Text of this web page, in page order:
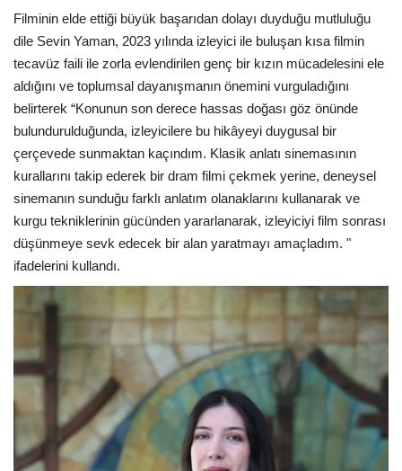
Filminin elde ettiği büyük başarıdan dolayı duyduğu mutluluğu
dile Sevin Yaman, 2023 yılında izleyici ile buluşan kısa filmin
tecavüz faili ile zorla evlendirilen genç bir kızın mücadelesini ele
aldığını ve toplumsal dayanışmanın önemini vurguladığını
belirterek “Konunun son derece hassas doğası göz önünde
bulundurulduğunda, izleyicilere bu hikâyeyi duygusal bir
çerçevede sunmaktan kaçındım. Klasik anlatı sinemasının
kurallarını takip ederek bir dram filmi çekmek yerine, deneysel
sinemanın sunduğu farklı anlatım olanaklarını kullanarak ve
kurgu tekniklerinin gücünden yararlanarak, izleyiciyi film sonrası
düşünmeye sevk edecek bir alan yaratmayı amaçladım. "
ifadelerini kullandı.